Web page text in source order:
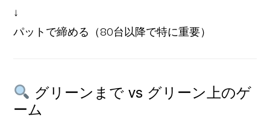
↓
パットで締める（80台以降で特に重要）
グリーンまで vs グリーン上のゲ
ーム